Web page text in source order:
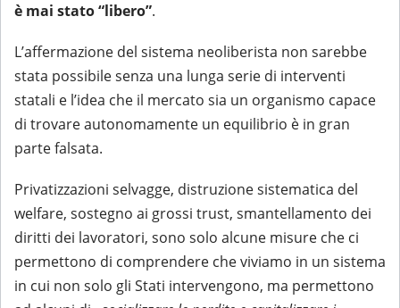
è mai stato “libero”.
L’affermazione del sistema neoliberista non sarebbe
stata possibile senza una lunga serie di interventi
statali e l’idea che il mercato sia un organismo capace
di trovare autonomamente un equilibrio è in gran
parte falsata.
Privatizzazioni selvagge, distruzione sistematica del
welfare, sostegno ai grossi trust, smantellamento dei
diritti dei lavoratori, sono solo alcune misure che ci
permettono di comprendere che viviamo in un sistema
in cui non solo gli Stati intervengono, ma permettono